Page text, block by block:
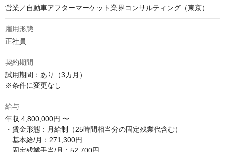
営業／自動車アフターマーケット業界コンサルティング（東京）
雇用形態
正社員
契約期間
試用期間：あり（3カ月）
※条件に変更なし
給与
年収 4,800,000円 〜
・賃金形態：月給制（25時間相当分の固定残業代含む）
基本給/月：271,300円